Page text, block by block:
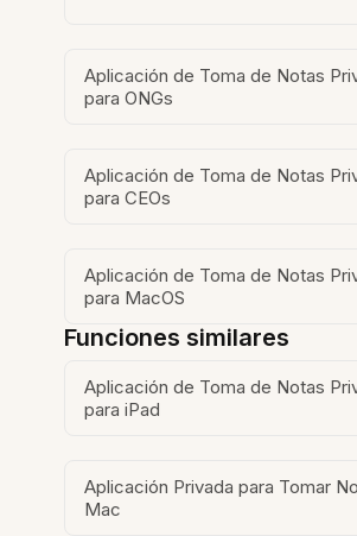
Aplicación de Toma de Notas
para ONGs
Aplicación de Toma de Notas
para CEOs
Aplicación de Toma de Notas
para MacOS
Funciones similares
Aplicación de Toma de Notas
para iPad
Aplicación Privada para Tomar
Mac